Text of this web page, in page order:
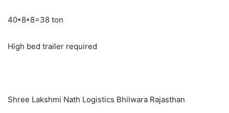
40*8*8=38 ton
High bed trailer required
Shree Lakshmi Nath Logistics Bhilwara Rajasthan